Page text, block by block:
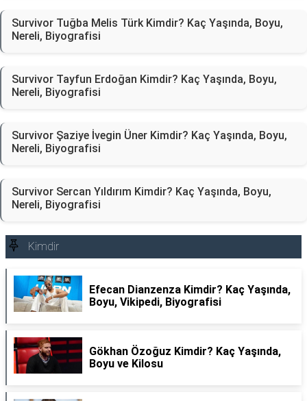
Survivor Tuğba Melis Türk Kimdir? Kaç Yaşında, Boyu,
Nereli, Biyografisi
Survivor Tayfun Erdoğan Kimdir? Kaç Yaşında, Boyu,
Nereli, Biyografisi
Survivor Şaziye İvegin Üner Kimdir? Kaç Yaşında, Boyu,
Nereli, Biyografisi
Survivor Sercan Yıldırım Kimdir? Kaç Yaşında, Boyu,
Nereli, Biyografisi
Kimdir
Efecan Dianzenza Kimdir? Kaç Yaşında,
Boyu, Vikipedi, Biyografisi
Gökhan Özoğuz Kimdir? Kaç Yaşında,
Boyu ve Kilosu